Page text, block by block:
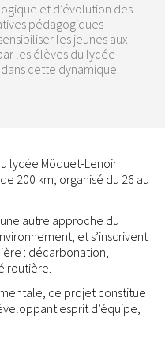
et d’évolution des
pédagogiques
les jeunes aux
les élèves du lycée
cette dynamique.
lycée Môquet-Lenoir
200 km, organisé du 26 au
autre approche du
et s’inscrivent
: décarbonation,
routière.
ce projet constitue
esprit d’équipe,